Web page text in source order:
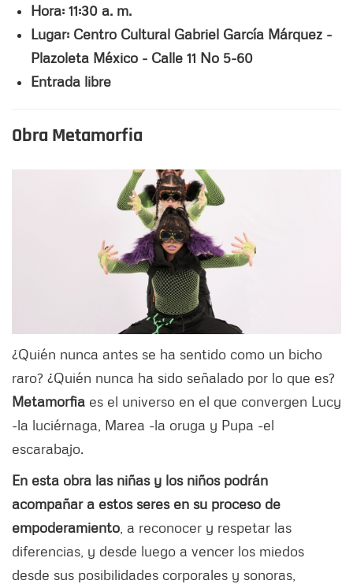
Hora: 11:30 a. m.
Lugar: Centro Cultural Gabriel García Márquez -
Plazoleta México - Calle 11 No 5-60
Entrada libre
Obra Metamorfia
¿Quién nunca antes se ha sentido como un bicho
raro? ¿Quién nunca ha sido señalado por lo que es?
Metamorfia es el universo en el que convergen Lucy
-la luciérnaga, Marea -la oruga y Pupa -el
escarabajo.
En esta obra las niñas y los niños podrán
acompañar a estos seres en su proceso de
empoderamiento , a reconocer y respetar las
diferencias, y desde luego a vencer los miedos
desde sus posibilidades corporales y sonoras,